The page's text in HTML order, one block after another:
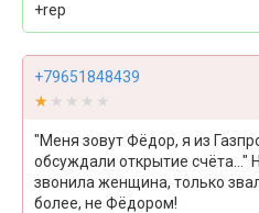
+rep
+79651848439
★★★★★
★★★★★
"Меня зовут Фёдор, я из
обсуждали открытие счёта..."
звонила женщина, только
более, не Фёдором!